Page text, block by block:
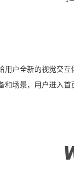
用户全新的视觉交互
和场景，用户进入首